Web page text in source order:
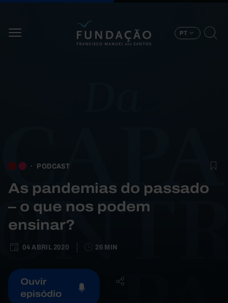
PT
PODCAST
As pandemias do passado
– o que nos podem
ensinar?
04 ABRIL 2020 26 MIN
Ouvir
episódio